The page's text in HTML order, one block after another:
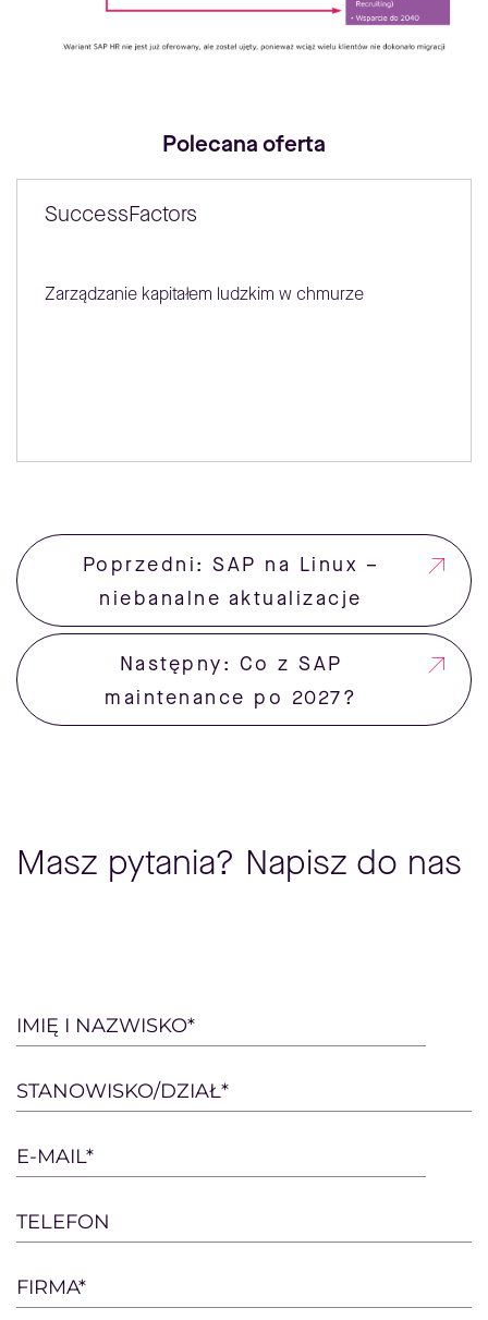
Polecana oferta
SuccessFactors
Zarządzanie kapitałem ludzkim w chmurze
Poprzedni: SAP na Linux –
niebanalne aktualizacje
Następny: Co z SAP
maintenance po 2027?
Masz pytania? Napisz do nas
Please
leave
this
field
empty.
IMIĘ I NAZWISKO*
STANOWISKO/DZIAŁ*
E-MAIL*
TELEFON
FIRMA*